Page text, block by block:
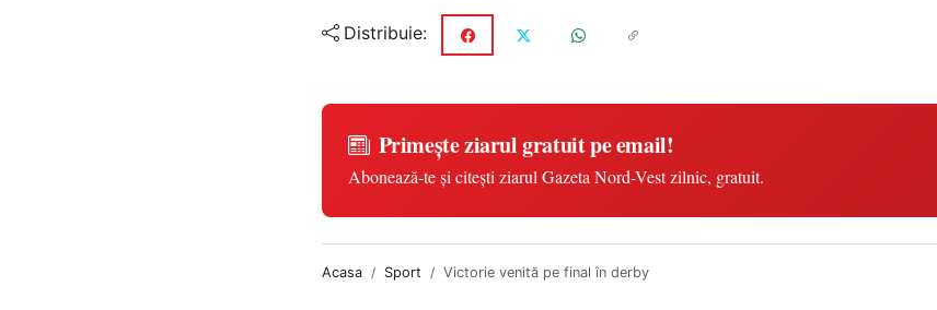
Distribuie:
Primește ziarul gratuit pe email!
Abonează-te și citești ziarul Gazeta Nord-Vest zilnic, gratuit.
Acasa Sport Victorie venită pe final în derby